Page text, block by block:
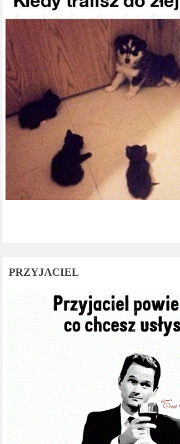
PRZYJACIEL